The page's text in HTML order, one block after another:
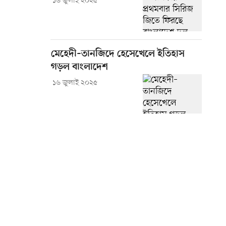
মেহেদী–তানজিদে হেসেখেলে ইতিহাস
গড়ল বাংলাদেশ
১৬ জুলাই ২০২৫